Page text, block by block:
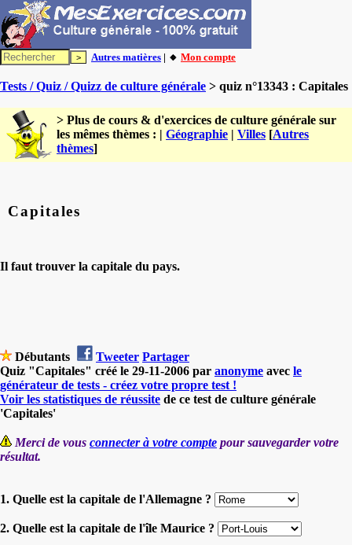
Autres matières | 🔸 Mon compte
Tests / Quiz / Quizz de culture générale > quiz n°13343 : Capitales
> Plus de cours & d'exercices de culture générale sur
les mêmes thèmes : | Géographie | Villes [Autres
thèmes]
Capitales
Il faut trouver la capitale du pays.
Débutants Tweeter Partager
Quiz "Capitales" créé le 29-11-2006 par anonyme avec le
générateur de tests - créez votre propre test !
Voir les statistiques de réussite de ce test de culture générale
'Capitales'
Merci de vous connecter à votre compte pour sauvegarder votre
résultat.
1. Quelle est la capitale de l'Allemagne ?
2. Quelle est la capitale de l'île Maurice ?